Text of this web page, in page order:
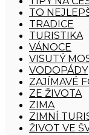
TO
TRADICE
TURISTIKA
VÁNOCE
VISUTÝ
VODOPÁDY
ZAJÍMAVÉ
ZE ŽIVOTA
ZIMA
ZIMNÍ
ŽIVOT VE